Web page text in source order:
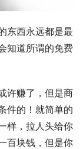
东西永远都是最
知道所谓的免费
许赚了，但是商
件的！就简单的
样，拉人头给你
百块钱，但是你